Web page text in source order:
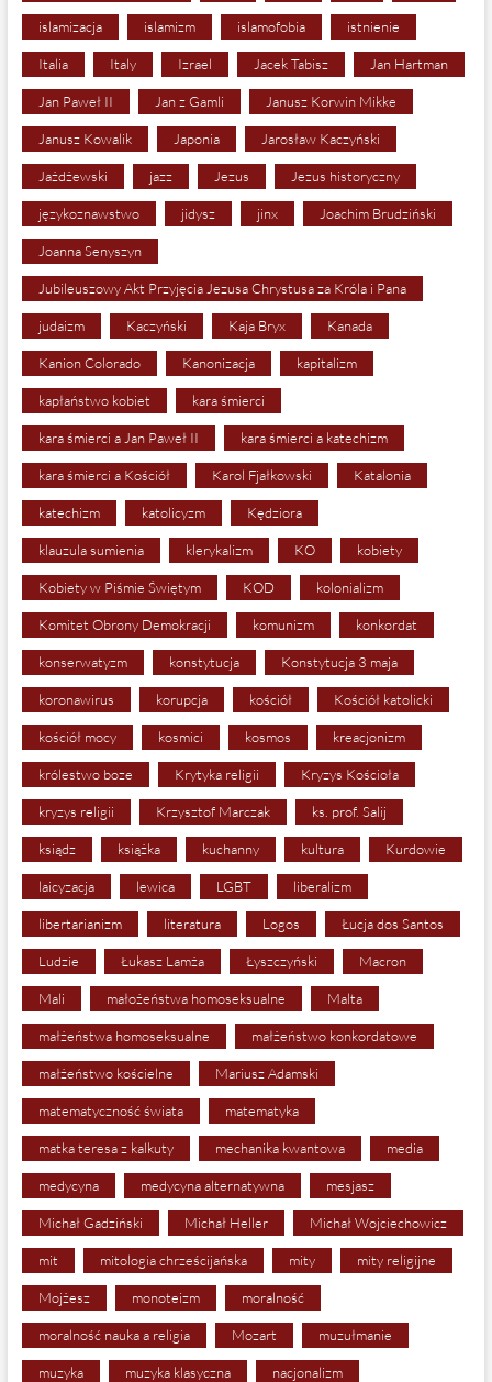
islamizacja islamizm islamofobia istnienie
Italia Italy Izrael Jacek Tabisz Jan Hartman
Jan Paweł II Jan z Gamli Janusz Korwin Mikke
Janusz Kowalik Japonia Jarosław Kaczyński
Jażdżewski jazz Jezus Jezus historyczny
językoznawstwo jidysz jinx Joachim Brudziński
Joanna Senyszyn
Jubileuszowy Akt Przyjęcia Jezusa Chrystusa za Króla i Pana
judaizm Kaczyński Kaja Bryx Kanada
Kanion Colorado Kanonizacja kapitalizm
kapłaństwo kobiet kara śmierci
kara śmierci a Jan Paweł II kara śmierci a katechizm
kara śmierci a Kościół Karol Fjałkowski Katalonia
katechizm katolicyzm Kędziora
klauzula sumienia klerykalizm KO kobiety
Kobiety w Piśmie Świętym KOD kolonializm
Komitet Obrony Demokracji komunizm konkordat
konserwatyzm konstytucja Konstytucja 3 maja
koronawirus korupcja kościół Kościół katolicki
kościół mocy kosmici kosmos kreacjonizm
królestwo boze Krytyka religii Kryzys Kościoła
kryzys religii Krzysztof Marczak ks. prof. Salij
ksiądz książka kuchanny kultura Kurdowie
laicyzacja lewica LGBT liberalizm
libertarianizm literatura Logos Łucja dos Santos
Ludzie Łukasz Lamża Łyszczyński Macron
Mali małożeństwa homoseksualne Malta
małżeństwa homoseksualne małżeństwo konkordatowe
małżeństwo kościelne Mariusz Adamski
matematyczność świata matematyka
matka teresa z kalkuty mechanika kwantowa media
medycyna medycyna alternatywna mesjasz
Michał Gadziński Michał Heller Michał Wojciechowicz
mit mitologia chrześcijańska mity mity religijne
Mojżesz monoteizm moralność
moralność nauka a religia Mozart muzułmanie
muzyka muzyka klasyczna nacjonalizm